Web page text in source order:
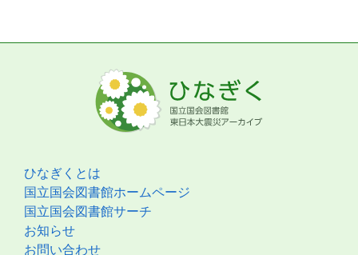
ひなぎくとは
国立国会図書館ホームページ
国立国会図書館サーチ
お知らせ
お問い合わせ